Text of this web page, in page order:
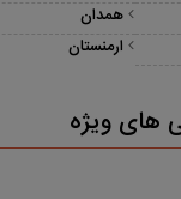
همدان
ارمنستان
های ویژه